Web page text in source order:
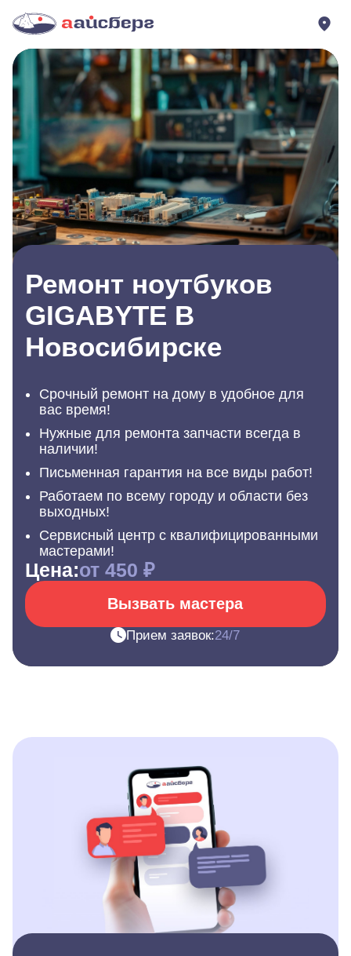
Ремонт ноутбуков
GIGABYTE В
Новосибирске
Срочный ремонт на дому в удобное для
вас время!
Нужные для ремонта запчасти всегда в
наличии!
Письменная гарантия на все виды работ!
Работаем по всему городу и области без
выходных!
Сервисный центр с квалифицированными
мастерами!
Цена:от 450 ₽
Вызвать мастера
Прием заявок:24/7